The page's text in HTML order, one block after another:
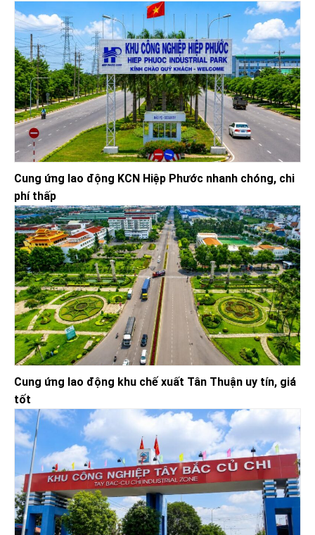
Cung ứng lao động KCN Hiệp Phước nhanh chóng, chi
phí thấp
Cung ứng lao động khu chế xuất Tân Thuận uy tín, giá
tốt